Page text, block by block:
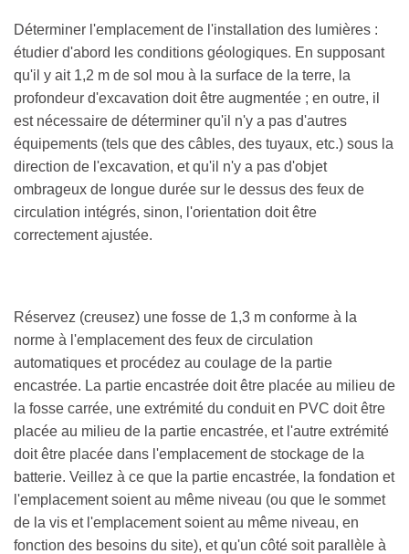
Déterminer l'emplacement de l'installation des lumières :
étudier d'abord les conditions géologiques. En supposant
qu'il y ait 1,2 m de sol mou à la surface de la terre, la
profondeur d'excavation doit être augmentée ; en outre, il
est nécessaire de déterminer qu'il n'y a pas d'autres
équipements (tels que des câbles, des tuyaux, etc.) sous la
direction de l'excavation, et qu'il n'y a pas d'objet
ombrageux de longue durée sur le dessus des feux de
circulation intégrés, sinon, l'orientation doit être
correctement ajustée.
Réservez (creusez) une fosse de 1,3 m conforme à la
norme à l'emplacement des feux de circulation
automatiques et procédez au coulage de la partie
encastrée. La partie encastrée doit être placée au milieu de
la fosse carrée, une extrémité du conduit en PVC doit être
placée au milieu de la partie encastrée, et l'autre extrémité
doit être placée dans l'emplacement de stockage de la
batterie. Veillez à ce que la partie encastrée, la fondation et
l'emplacement soient au même niveau (ou que le sommet
de la vis et l'emplacement soient au même niveau, en
fonction des besoins du site), et qu'un côté soit parallèle à